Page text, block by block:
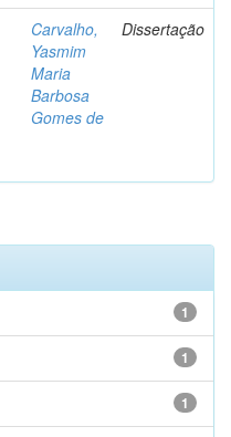
Carvalho,
Yasmim
Maria
Barbosa
Gomes de
Dissertação
1
1
1